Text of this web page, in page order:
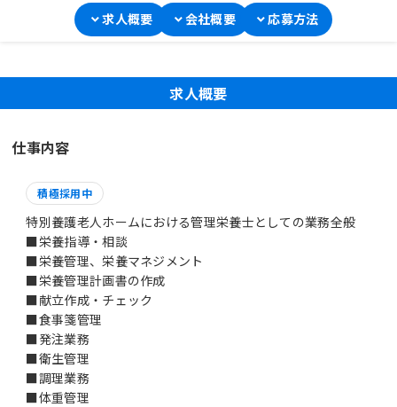
求人概要 会社概要 応募方法
求人概要
仕事内容
積極採用中
特別養護老人ホームにおける管理栄養士としての業務全般
■栄養指導・相談
■栄養管理、栄養マネジメント
■栄養管理計画書の作成
■献立作成・チェック
■食事箋管理
■発注業務
■衛生管理
■調理業務
■体重管理